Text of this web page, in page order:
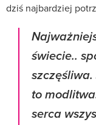
dziś najbardziej
świecie..
to
serca